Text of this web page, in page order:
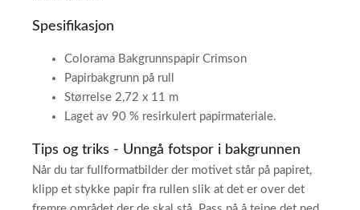
Spesifikasjon
Colorama Bakgrunnspapir Crimson
Papirbakgrunn på rull
Størrelse 2,72 x 11 m
Laget av 90 % resirkulert papirmateriale.
Tips og triks - Unngå fotspor i bakgrunnen
Når du tar fullformatbilder der motivet står på papiret,
klipp et stykke papir fra rullen slik at det er over det